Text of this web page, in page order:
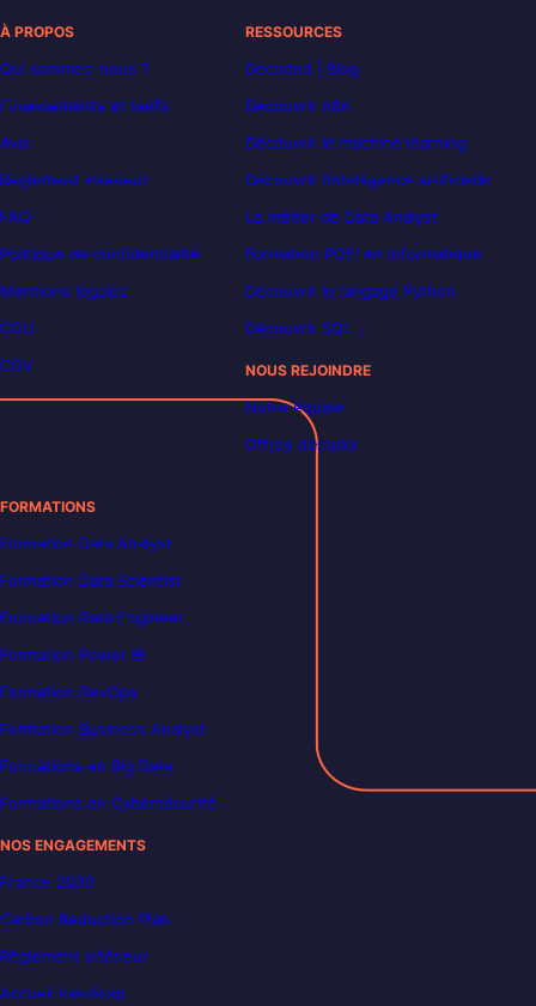
À PROPOS
Qui sommes-nous ?
Financements et tarifs
Avis
Règlement intérieur
FAQ
Politique de confidentialité
Mentions légales
CGU
CGV
RESSOURCES
Decoded | Blog
Découvrir n8n
Découvrir le machine learning
Découvrir l’intelligence artificielle
Le métier de Data Analyst
Formation POEI en informatique
Découvrir le langage Python
Découvrir SQL
NOUS REJOINDRE
Notre équipe
Offres d’emploi
FORMATIONS
Formation Data Analyst
Formation Data Scientist
Formation Data Engineer
Formation Power BI
Formation DevOps
Formation Business Analyst
Formations en Big Data
Formations en Cybersécurité
NOS ENGAGEMENTS
France 2030
Carbon Reduction Plan
Règlement intérieur
Accueil handicap